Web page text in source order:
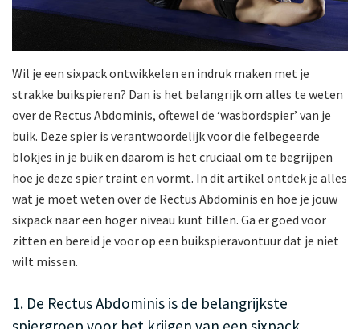
Wil je een sixpack ontwikkelen en indruk maken met je
strakke buikspieren? Dan is het belangrijk om alles te weten
over de Rectus Abdominis, oftewel de ‘wasbordspier’ van je
buik. Deze spier is verantwoordelijk voor die felbegeerde
blokjes in je buik en daarom is het cruciaal om te begrijpen
hoe je deze spier traint en vormt. In dit artikel ontdek je alles
wat je moet weten over de Rectus Abdominis en hoe je jouw
sixpack naar een hoger niveau kunt tillen. Ga er goed voor
zitten en bereid je voor op een buikspieravontuur dat je niet
wilt missen.
1. De Rectus Abdominis is de belangrijkste